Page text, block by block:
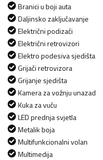
Branici u boji auta
Daljinsko zaključavanje
Električni podizači
Električni retrovizori
Elektro podesiva sjedišta
Grijači retrovizora
Grijanje sjedišta
Kamera za vožnju unazad
Kuka za vuču
LED prednja svjetla
Metalik boja
Multifunkcionalni volan
Multimedija